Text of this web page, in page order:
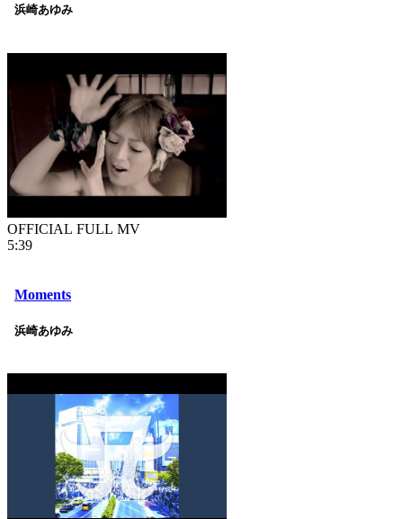
浜崎あゆみ
OFFICIAL FULL MV
5:39
Moments
浜崎あゆみ